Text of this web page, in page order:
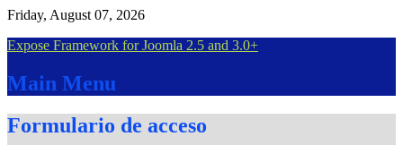
Friday, August 07, 2026
Expose Framework for Joomla 2.5 and 3.0+
Main Menu
Formulario de acceso